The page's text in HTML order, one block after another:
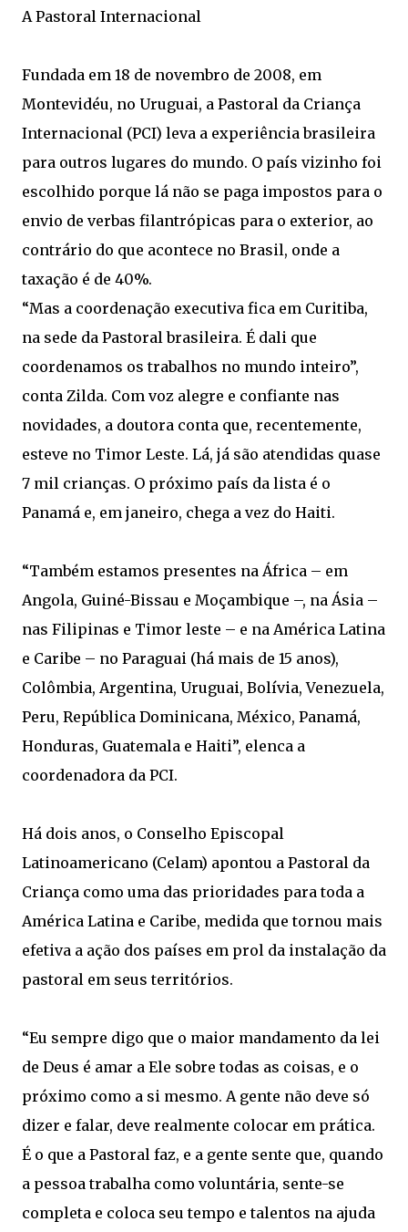
A Pastoral Internacional
Fundada em 18 de novembro de 2008, em
Montevidéu, no Uruguai, a Pastoral da Criança
Internacional (PCI) leva a experiência brasileira
para outros lugares do mundo. O país vizinho foi
escolhido porque lá não se paga impostos para o
envio de verbas filantrópicas para o exterior, ao
contrário do que acontece no Brasil, onde a
taxação é de 40%.
“Mas a coordenação executiva fica em Curitiba,
na sede da Pastoral brasileira. É dali que
coordenamos os trabalhos no mundo inteiro”,
conta Zilda. Com voz alegre e confiante nas
novidades, a doutora conta que, recentemente,
esteve no Timor Leste. Lá, já são atendidas quase
7 mil crianças. O próximo país da lista é o
Panamá e, em janeiro, chega a vez do Haiti.
“Também estamos presentes na África – em
Angola, Guiné-Bissau e Moçambique –, na Ásia –
nas Filipinas e Timor leste – e na América Latina
e Caribe – no Paraguai (há mais de 15 anos),
Colômbia, Argentina, Uruguai, Bolívia, Venezuela,
Peru, República Dominicana, México, Panamá,
Honduras, Guatemala e Haiti”, elenca a
coordenadora da PCI.
Há dois anos, o Conselho Episcopal
Latinoamericano (Celam) apontou a Pastoral da
Criança como uma das prioridades para toda a
América Latina e Caribe, medida que tornou mais
efetiva a ação dos países em prol da instalação da
pastoral em seus territórios.
“Eu sempre digo que o maior mandamento da lei
de Deus é amar a Ele sobre todas as coisas, e o
próximo como a si mesmo. A gente não deve só
dizer e falar, deve realmente colocar em prática.
É o que a Pastoral faz, e a gente sente que, quando
a pessoa trabalha como voluntária, sente-se
completa e coloca seu tempo e talentos na ajuda